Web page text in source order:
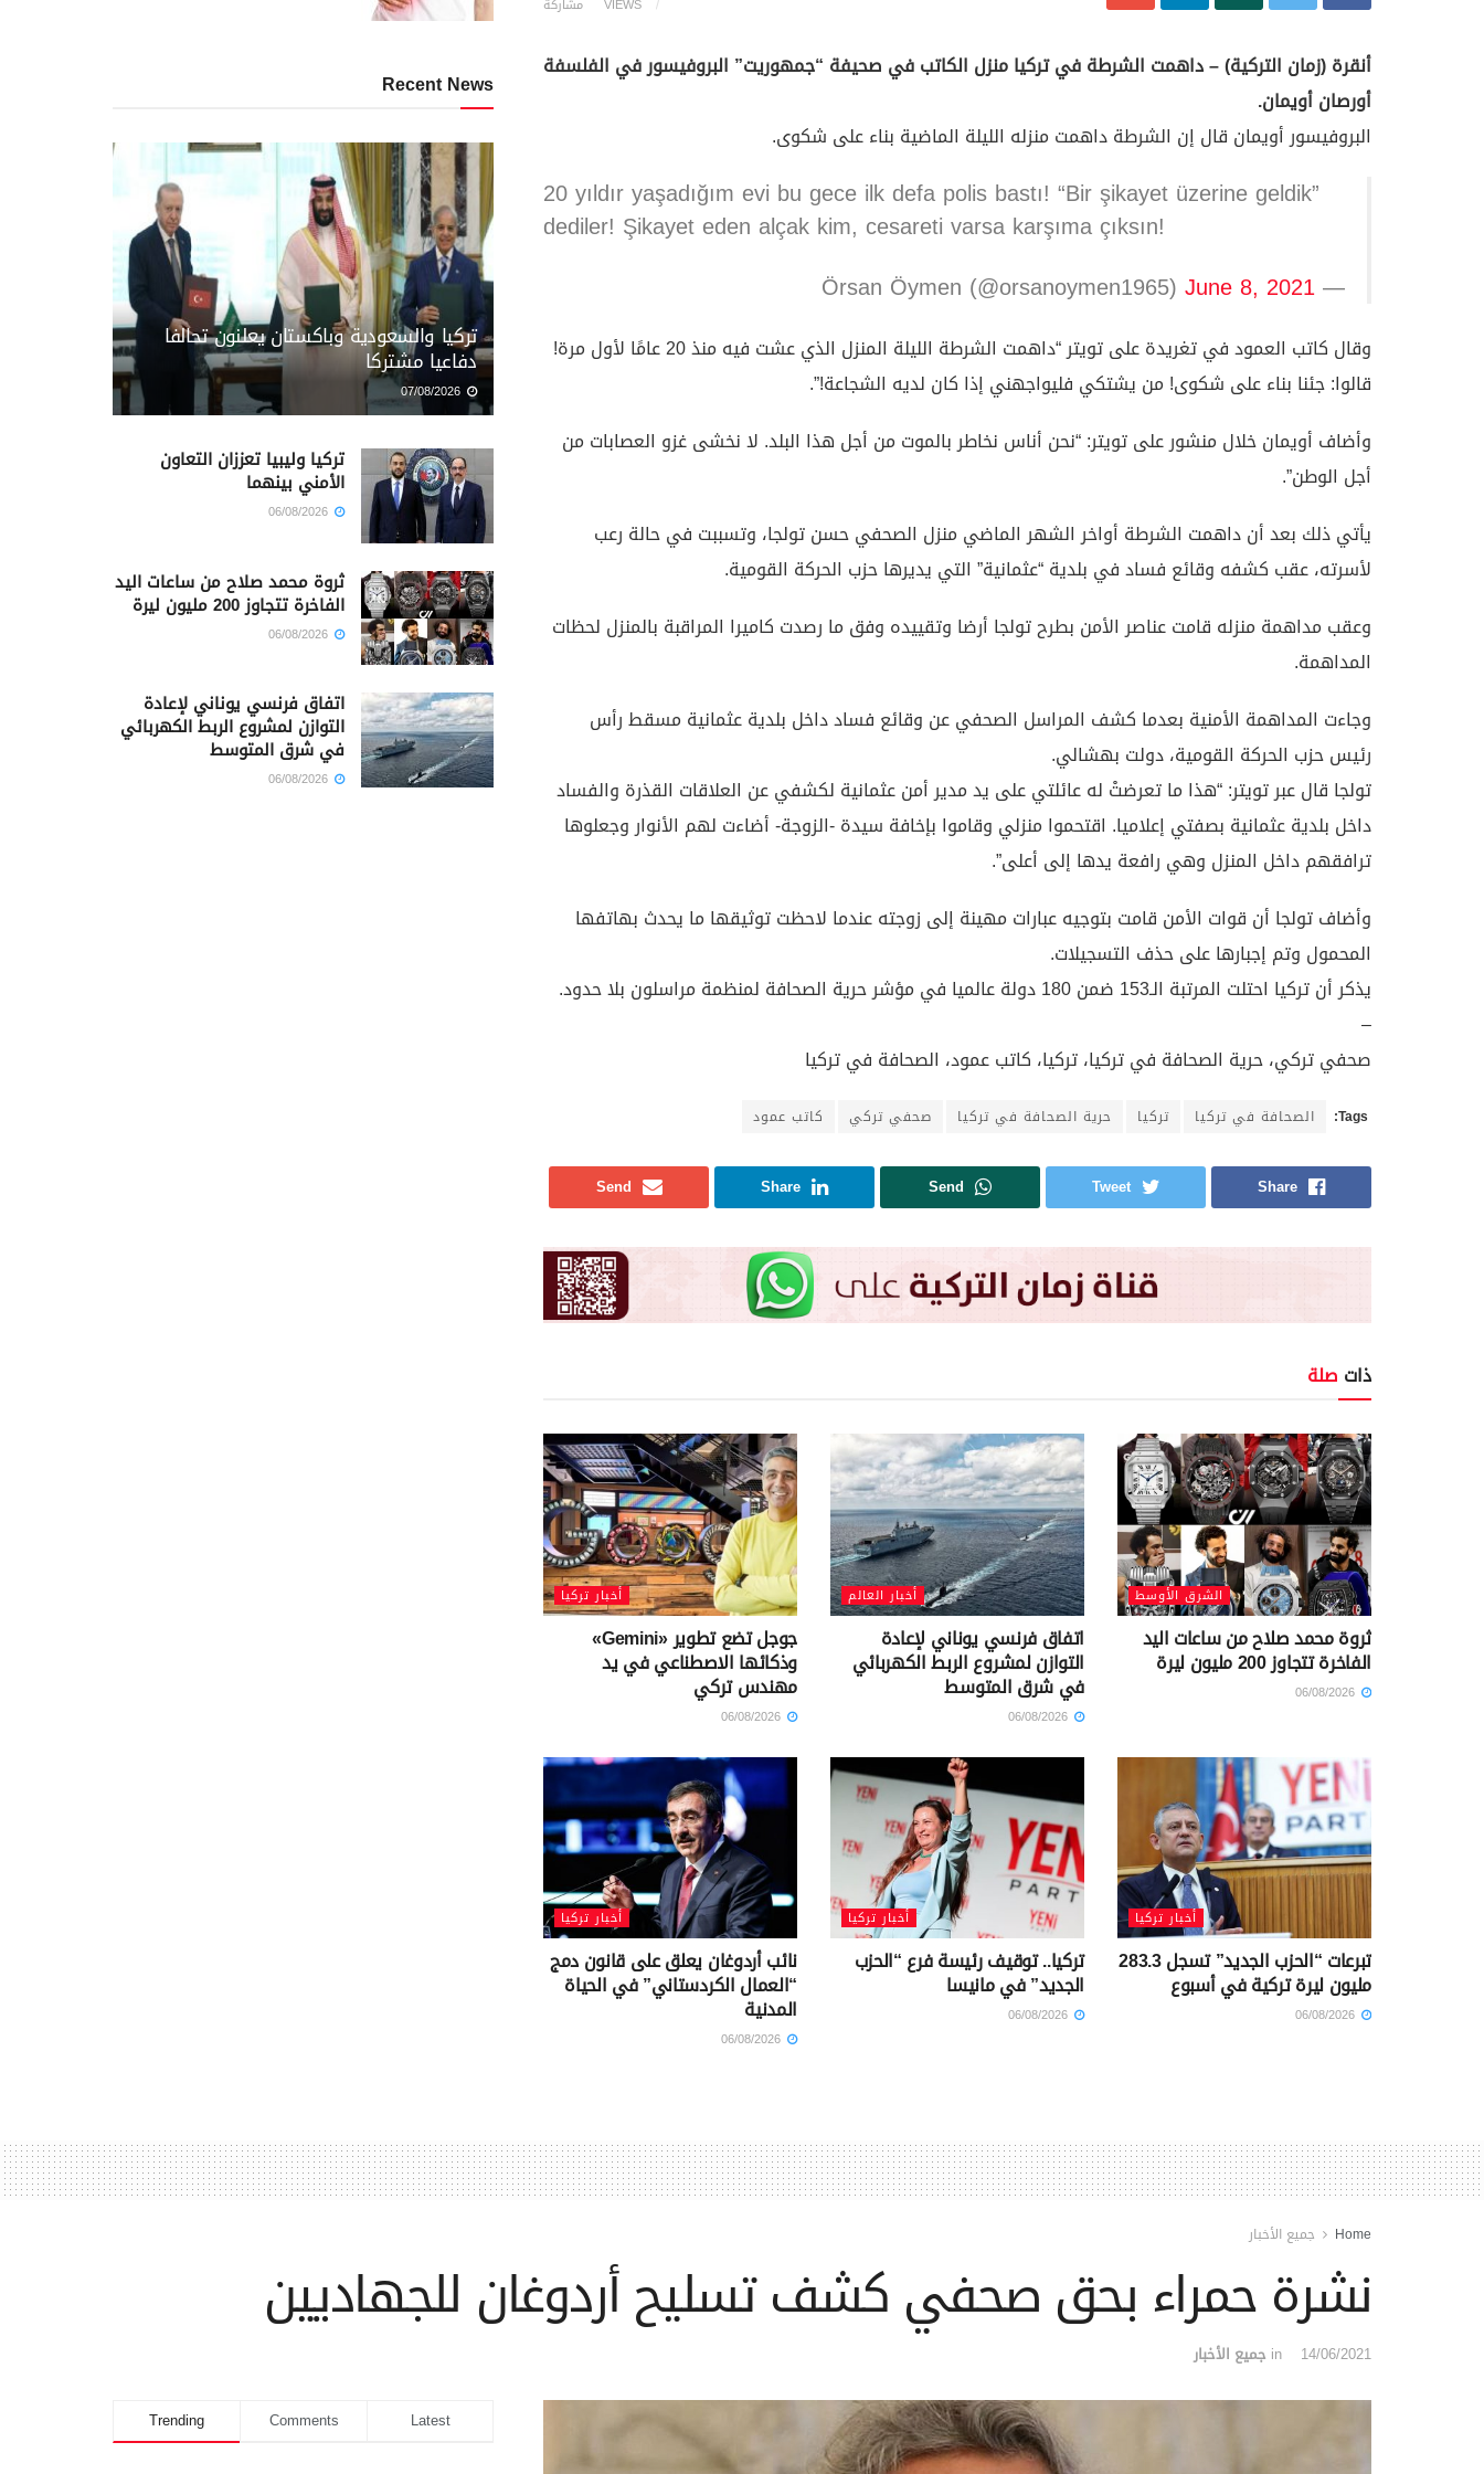
مشاركة VIEWS
أنقرة (زمان التركية) – داهمت الشرطة في تركيا منزل الكاتب في صحيفة “جمهوريت” البروفيسور في الفلسفة
أورصان أويمان.
البروفيسور أويمان قال إن الشرطة داهمت منزله الليلة الماضية بناء على شكوى.
20 yıldır yaşadığım evi bu gece ilk defa polis bastı! “Bir şikayet üzerine geldik”
dediler! Şikayet eden alçak kim, cesareti varsa karşıma çıksın!
— Örsan Öymen (@orsanoymen1965)
June 8, 2021
وقال كاتب العمود في تغريدة على تويتر “داهمت الشرطة الليلة المنزل الذي عشت فيه منذ 20 عامًا لأول مرة!
قالوا: جئنا بناء على شكوى! من يشتكي فليواجهني إذا كان لديه الشجاعة!”.
وأضاف أويمان خلال منشور على تويتر: “نحن أناس نخاطر بالموت من أجل هذا البلد. لا نخشى غزو العصابات من
أجل الوطن”.
يأتي ذلك بعد أن داهمت الشرطة أواخر الشهر الماضي منزل الصحفي حسن تولجا، وتسببت في حالة رعب
لأسرته، عقب كشفه وقائع فساد في بلدية “عثمانية” التي يديرها حزب الحركة القومية.
وعقب مداهمة منزله قامت عناصر الأمن بطرح تولجا أرضا وتقييده وفق ما رصدت كاميرا المراقبة بالمنزل لحظات
المداهمة.
وجاءت المداهمة الأمنية بعدما كشف المراسل الصحفي عن وقائع فساد داخل بلدية عثمانية مسقط رأس
رئيس حزب الحركة القومية، دولت بهشالي.
تولجا قال عبر تويتر: “هذا ما تعرضتْ له عائلتي على يد مدير أمن عثمانية لكشفي عن العلاقات القذرة والفساد
داخل بلدية عثمانية بصفتي إعلاميا. اقتحموا منزلي وقاموا بإخافة سيدة -الزوجة- أضاءت لهم الأنوار وجعلوها
ترافقهم داخل المنزل وهي رافعة يدها إلى أعلى”.
وأضاف تولجا أن قوات الأمن قامت بتوجيه عبارات مهينة إلى زوجته عندما لاحظت توثيقها ما يحدث بهاتفها
المحمول وتم إجبارها على حذف التسجيلات.
يذكر أن تركيا احتلت المرتبة الـ153 ضمن 180 دولة عالميا في مؤشر حرية الصحافة لمنظمة مراسلون بلا حدود.
–
صحفي تركي، حرية الصحافة في تركيا، تركيا، كاتب عمود، الصحافة في تركيا
Tags: الصحافة في تركيا تركيا حرية الصحافة في تركيا صحفي تركي كاتب عمود
Share
Tweet
Send
Share
Send
ذات صلة
الشرق الأوسط
ثروة محمد صلاح من ساعات اليد
الفاخرة تتجاوز 200 مليون ليرة
أخبار العالم
اتفاق فرنسي يوناني لإعادة
التوازن لمشروع الربط الكهربائي
في شرق المتوسط
أخبار تركيا
جوجل تضع تطوير «Gemini»
وذكائها الاصطناعي في يد
مهندس تركي
أخبار تركيا
تبرعات “الحزب الجديد” تسجل 283.3
مليون ليرة تركية في أسبوع
أخبار تركيا
تركيا.. توقيف رئيسة فرع “الحزب
الجديد” في مانيسا
أخبار تركيا
نائب أردوغان يعلق على قانون دمج
“العمال الكردستاني” في الحياة
المدنية
Recent News
تركيا والسعودية وباكستان يعلنون تحالفا
دفاعيا مشتركا
تركيا وليبيا تعززان التعاون
الأمني بينهما
ثروة محمد صلاح من ساعات اليد
الفاخرة تتجاوز 200 مليون ليرة
اتفاق فرنسي يوناني لإعادة
التوازن لمشروع الربط الكهربائي
في شرق المتوسط
Home جميع الأخبار
نشرة حمراء بحق صحفي كشف تسليح أردوغان للجهاديين
14/06/2021
in جميع الأخبار
Trending Comments Latest